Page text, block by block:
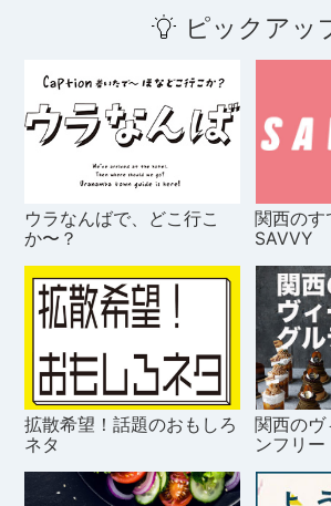
ピックアッ
ウラなんばで、どこ行こ
か〜？
関西のす
SAVVY
拡散希望！話題のおもしろ
ネタ
関西のヴ
ンフリー